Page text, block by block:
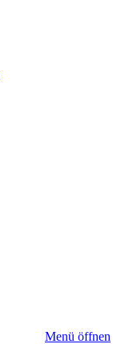
Menü öffnen